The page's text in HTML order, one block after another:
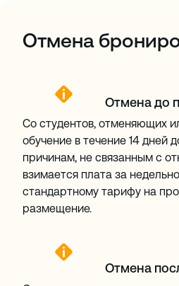
Отмена
Отмена до
Со студентов, отменяющих
обучение в течение 14 дней
причинам, не связанным с
взимается плата за
стандартному тарифу на
размещение.
Отмена